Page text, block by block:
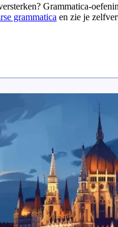
Grammatica-
grammatica en zie je